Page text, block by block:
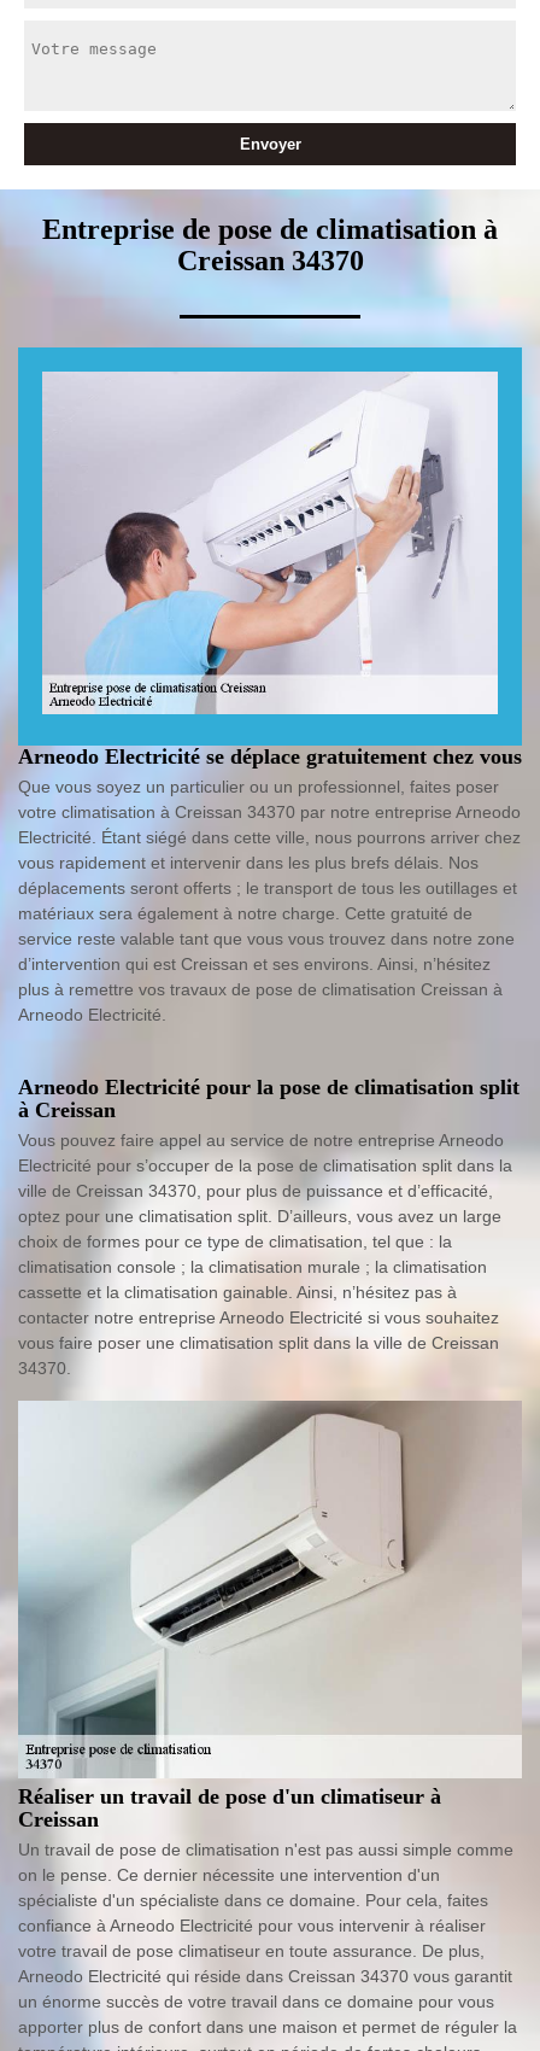
Entreprise de pose de climatisation à
Creissan 34370
Arneodo Electricité se déplace gratuitement chez vous
Que vous soyez un particulier ou un professionnel, faites poser
votre climatisation à Creissan 34370 par notre entreprise Arneodo
Electricité. Étant siégé dans cette ville, nous pourrons arriver chez
vous rapidement et intervenir dans les plus brefs délais. Nos
déplacements seront offerts ; le transport de tous les outillages et
matériaux sera également à notre charge. Cette gratuité de
service reste valable tant que vous vous trouvez dans notre zone
d’intervention qui est Creissan et ses environs. Ainsi, n’hésitez
plus à remettre vos travaux de pose de climatisation Creissan à
Arneodo Electricité.
Arneodo Electricité pour la pose de climatisation split
à Creissan
Vous pouvez faire appel au service de notre entreprise Arneodo
Electricité pour s’occuper de la pose de climatisation split dans la
ville de Creissan 34370, pour plus de puissance et d’efficacité,
optez pour une climatisation split. D’ailleurs, vous avez un large
choix de formes pour ce type de climatisation, tel que : la
climatisation console ; la climatisation murale ; la climatisation
cassette et la climatisation gainable. Ainsi, n’hésitez pas à
contacter notre entreprise Arneodo Electricité si vous souhaitez
vous faire poser une climatisation split dans la ville de Creissan
34370.
Réaliser un travail de pose d'un climatiseur à
Creissan
Un travail de pose de climatisation n'est pas aussi simple comme
on le pense. Ce dernier nécessite une intervention d'un
spécialiste d'un spécialiste dans ce domaine. Pour cela, faites
confiance à Arneodo Electricité pour vous intervenir à réaliser
votre travail de pose climatiseur en toute assurance. De plus,
Arneodo Electricité qui réside dans Creissan 34370 vous garantit
un énorme succès de votre travail dans ce domaine pour vous
apporter plus de confort dans une maison et permet de réguler la